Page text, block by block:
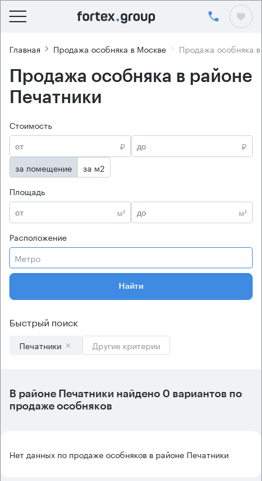
Главная Продажа особняка в Москве Продажа особняка
Продажа особняка в районе
Печатники
Стоимость
₽
₽
за помещение
за м2
Площадь
м²
м²
Расположение
Метро
Найти
Быстрый поиск
Печатники Другие критерии
В районе Печатники найдено 0 вариантов по
продаже особняков
Нет данных по продаже особняков в районе Печатники